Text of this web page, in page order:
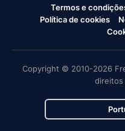
Termos e
Política de cookies
Copyright © 2010-2026
direitos